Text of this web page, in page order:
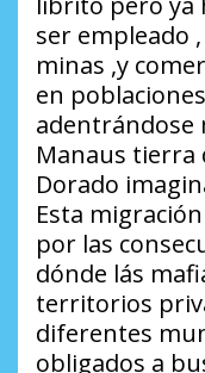
ser empleado
minas ,y
en
adentrándose
Manaus tierra
Dorado
Esta
por las
dónde lás
territorios
diferentes
obligados a